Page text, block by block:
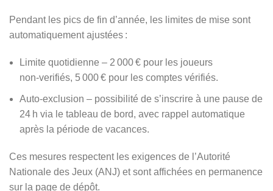
Pendant les pics de fin d’année, les limites de mise sont
automatiquement ajustées :
Limite quotidienne – 2 000 € pour les joueurs
non‑verifiés, 5 000 € pour les comptes vérifiés.
Auto‑exclusion – possibilité de s’inscrire à une pause de
24 h via le tableau de bord, avec rappel automatique
après la période de vacances.
Ces mesures respectent les exigences de l’Autorité
Nationale des Jeux (ANJ) et sont affichées en permanence
sur la page de dépôt.